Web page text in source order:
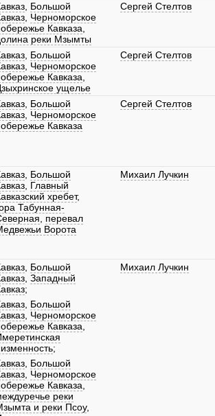
Большой
Черноморское
Кавказа
реки Мзымты
Сергей Стелтов
Большой
Черноморское
Кавказа
ущелье
Сергей Стелтов
Большой
Черноморское
Кавказа
Сергей Стелтов
Большой
Главный
хребет,
Табунная-
перевал
Ворота
Михаил Лучкин
Большой
Западный
;
Большой
Черноморское
Кавказа
;
Большой
Черноморское
Кавказа
реки
и реки Псоу,
Михаил Лучкин